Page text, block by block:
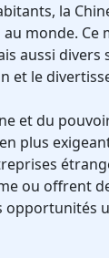
la
monde. Ce
aussi divers
et le
et du
plus
ou offrent
opportunités